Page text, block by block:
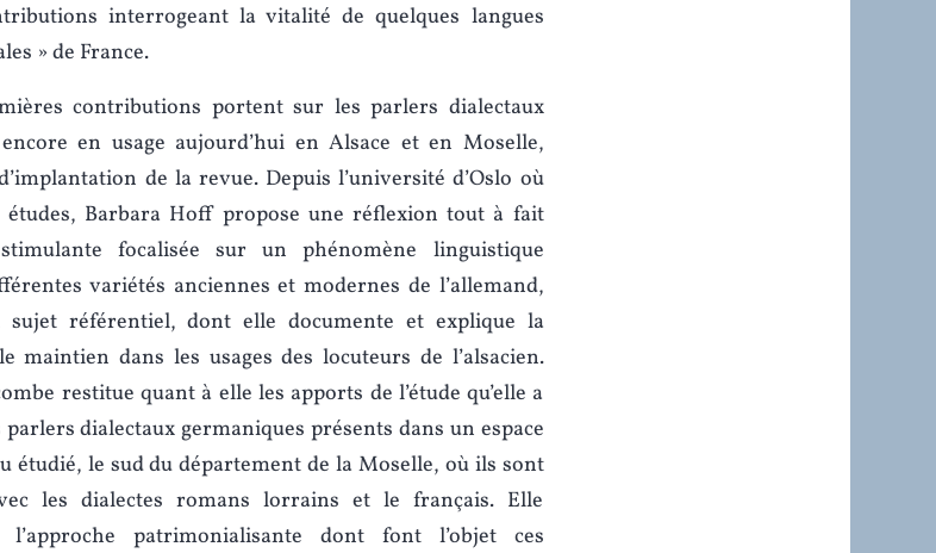
interrogeant la vitalité de quelques langues
» de France.
contributions portent sur les parlers dialectaux
en usage aujourd’hui en Alsace et en Moselle,
de la revue. Depuis l’université d’Oslo où
études, Barbara Hoff propose une réflexion tout à fait
focalisée sur un phénomène linguistique
variétés anciennes et modernes de l’allemand,
sujet référentiel, dont elle documente et explique la
maintien dans les usages des locuteurs de l’alsacien.
restitue quant à elle les apports de l’étude qu’elle a
dialectaux germaniques présents dans un espace
étudié, le sud du département de la Moselle, où ils sont
les dialectes romans lorrains et le français. Elle
l’approche patrimonialisante dont font l’objet ces